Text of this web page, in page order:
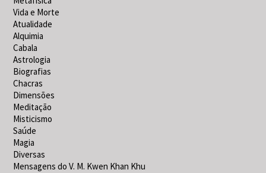
Vida e Morte
Atualidade
Alquimia
Cabala
Astrologia
Biografias
Chacras
Dimensões
Meditação
Misticismo
Saúde
Magia
Diversas
Mensagens do V. M. Kwen Khan Khu